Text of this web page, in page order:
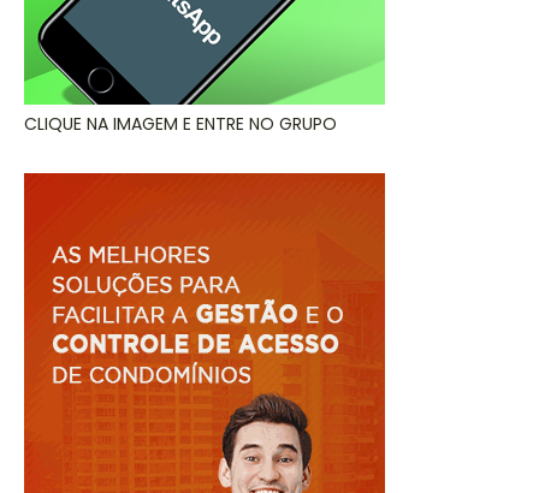
CLIQUE NA IMAGEM E ENTRE NO GRUPO